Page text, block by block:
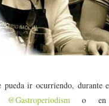
pueda ir ocurriendo, durante
@Gastroperiodismo en